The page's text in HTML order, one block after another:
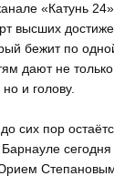
«Катунь
высших
бежит по
дают не
и голову.
сих пор